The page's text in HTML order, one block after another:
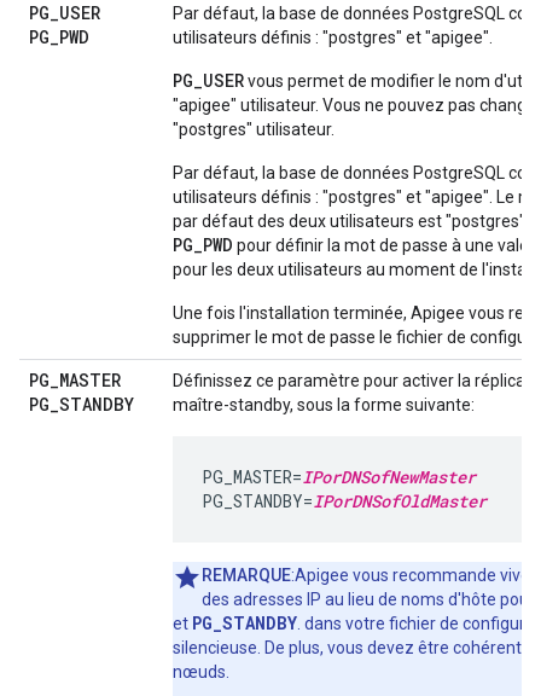
PG_USER
PG_PWD
Par défaut, la base de données PostgreSQL
utilisateurs définis : "postgres" et "apigee".
PG_USERvous permet de modifier le nom
"apigee" utilisateur. Vous ne pouvez pas change
"postgres" utilisateur.
Par défaut, la base de données PostgreSQL
utilisateurs définis : "postgres" et "apigee". Le
par défaut des deux utilisateurs est "postgres".
PG_PWD pour définir la mot de passe à une
pour les deux utilisateurs au moment de
Une fois l'installation terminée, Apigee vous
supprimer le mot de passe le fichier de
PG_MASTER
PG_STANDBY
Définissez ce paramètre pour activer la
maître-standby, sous la forme suivante:
PG_MASTER=IPorDNSofNewMaster
PG_STANDBY=IPorDNSofOldMaster
REMARQUE:Apigee vous recommande
des adresses IP au lieu de noms d'hôte pour
et PG_STANDBY . dans votre fichier de
silencieuse. De plus, vous devez être cohérent
nœuds.